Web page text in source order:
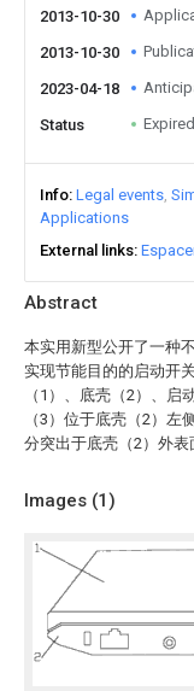
Abstract
本实用新型公开了一种
实现节能目的的启动开
（1）、底壳（2）、启
（3）位于底壳（2）左
分突出于底壳（2）外表
Images (1)
2013-10-30
2013-10-30
2023-04-18
Status
Info Legal events
Applications
External links